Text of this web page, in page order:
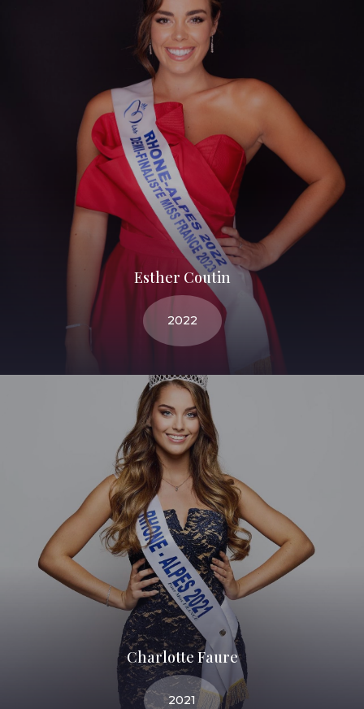
Esther Coutin
2022
Charlotte Faure
2021